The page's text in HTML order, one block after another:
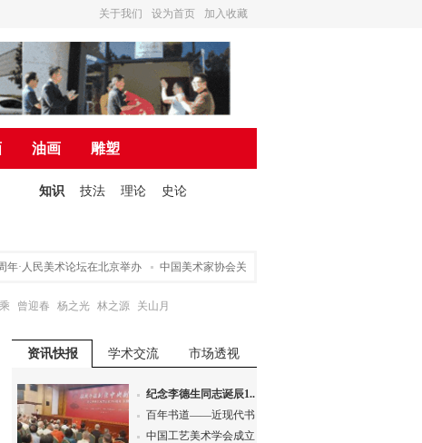
加入收藏
设为首页
关于我们
油画 雕塑
知识 技法 理论 史论
人民美术论坛在北京举办 中国美术家协会关于申请入会途径的声明
曾迎春 杨之光 林之源 关山月
资讯快报 学术交流 市场透视
纪念李德生同志诞辰1...
百年书道——近现代书...
中国工艺美术学会成立...